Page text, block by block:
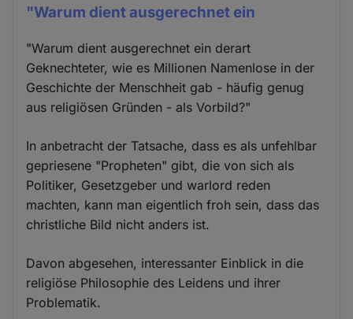
"Warum dient ausgerechnet ein
"Warum dient ausgerechnet ein derart
Geknechteter, wie es Millionen Namenlose in der
Geschichte der Menschheit gab - häufig genug
aus religiösen Gründen - als Vorbild?"
In anbetracht der Tatsache, dass es als unfehlbar
gepriesene "Propheten" gibt, die von sich als
Politiker, Gesetzgeber und warlord reden
machten, kann man eigentlich froh sein, dass das
christliche Bild nicht anders ist.
Davon abgesehen, interessanter Einblick in die
religiöse Philosophie des Leidens und ihrer
Problematik.